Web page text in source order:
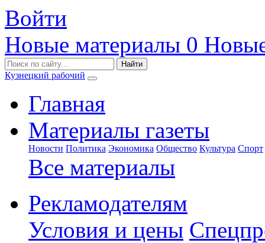
Войти
Новые материалы 0
Кузнецкий рабочий
Главная
Материалы газеты
Новости Политика Экономика Общество Культура Спорт
Все материалы
Рекламодателям
Условия и цены